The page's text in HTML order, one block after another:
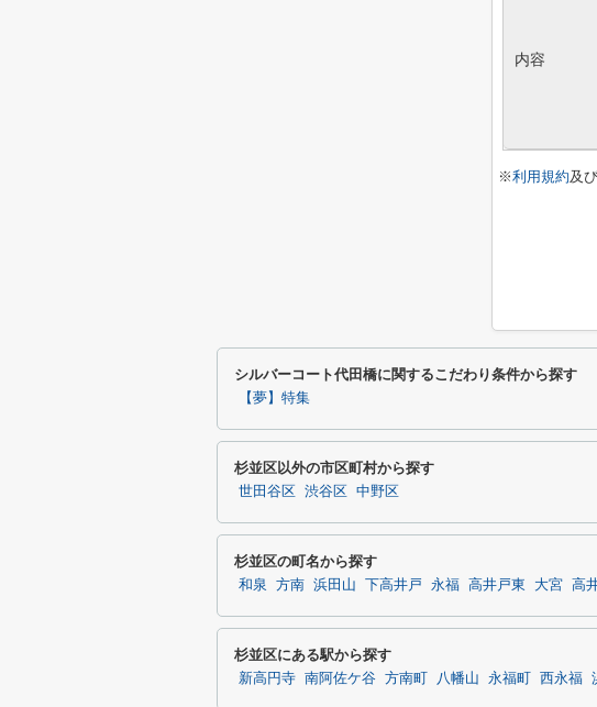
内容
※利用規約及び
シルバーコート代田橋に関するこだわり条件から探す
【夢】特集
杉並区以外の市区町村から探す
世田谷区 渋谷区 中野区
杉並区の町名から探す
和泉 方南 浜田山 下高井戸 永福 高井戸東 大宮 高
杉並区にある駅から探す
新高円寺 南阿佐ケ谷 方南町 八幡山 永福町 西永福